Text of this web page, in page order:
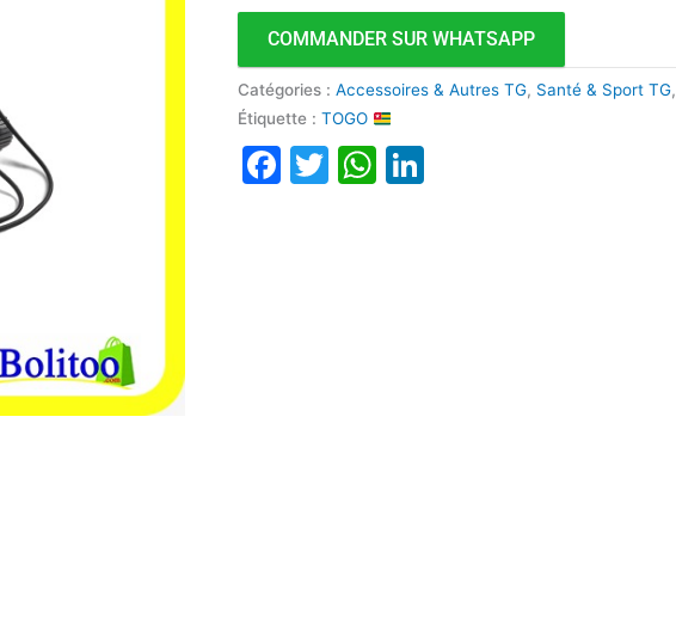
Multifonction
COMMANDER SUR WHATSAPP
Catégories :Accessoires & Autres TG, Santé & Sport TG,
Étiquette :TOGO
Facebook
TwitterWhatsApp